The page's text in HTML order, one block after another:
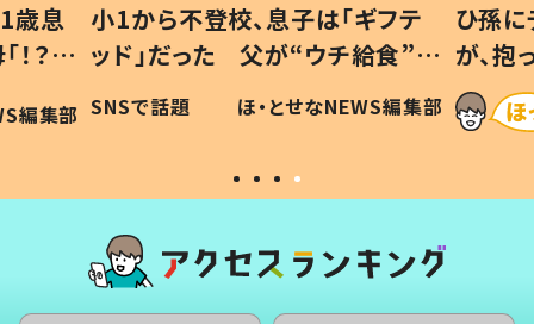
歳息
？」
編集部
小1から不登校、息子は「ギフテ
ッド」だった 父が“ウチ給食”を
作り続ける理由とは #令和の親
#令和の子
SNSで話題 ほ・とせなNEWS編集部
ひ孫
が、
「涙が
い」